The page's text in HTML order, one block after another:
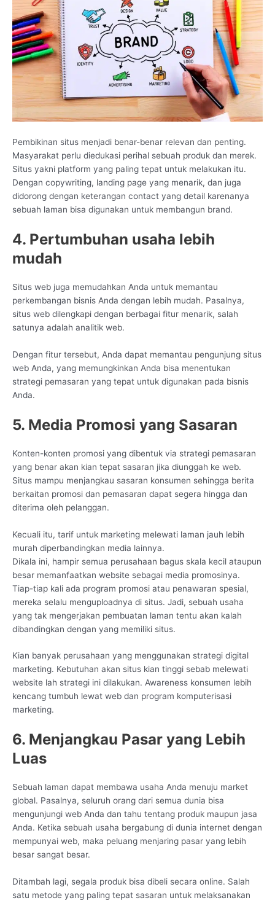
Pembikinan situs menjadi benar-benar relevan dan penting.
Masyarakat perlu diedukasi perihal sebuah produk dan merek.
Situs yakni platform yang paling tepat untuk melakukan itu.
Dengan copywriting, landing page yang menarik, dan juga
didorong dengan keterangan contact yang detail karenanya
sebuah laman bisa digunakan untuk membangun brand.
4. Pertumbuhan usaha lebih
mudah
Situs web juga memudahkan Anda untuk memantau
perkembangan bisnis Anda dengan lebih mudah. Pasalnya,
situs web dilengkapi dengan berbagai fitur menarik, salah
satunya adalah analitik web.
Dengan fitur tersebut, Anda dapat memantau pengunjung situs
web Anda, yang memungkinkan Anda bisa menentukan
strategi pemasaran yang tepat untuk digunakan pada bisnis
Anda.
5. Media Promosi yang Sasaran
Konten-konten promosi yang dibentuk via strategi pemasaran
yang benar akan kian tepat sasaran jika diunggah ke web.
Situs mampu menjangkau sasaran konsumen sehingga berita
berkaitan promosi dan pemasaran dapat segera hingga dan
diterima oleh pelanggan.
Kecuali itu, tarif untuk marketing melewati laman jauh lebih
murah diperbandingkan media lainnya.
Dikala ini, hampir semua perusahaan bagus skala kecil ataupun
besar memanfaatkan website sebagai media promosinya.
Tiap-tiap kali ada program promosi atau penawaran spesial,
mereka selalu menguploadnya di situs. Jadi, sebuah usaha
yang tak mengerjakan pembuatan laman tentu akan kalah
dibandingkan dengan yang memiliki situs.
Kian banyak perusahaan yang menggunakan strategi digital
marketing. Kebutuhan akan situs kian tinggi sebab melewati
website lah strategi ini dilakukan. Awareness konsumen lebih
kencang tumbuh lewat web dan program komputerisasi
marketing.
6. Menjangkau Pasar yang Lebih
Luas
Sebuah laman dapat membawa usaha Anda menuju market
global. Pasalnya, seluruh orang dari semua dunia bisa
mengunjungi web Anda dan tahu tentang produk maupun jasa
Anda. Ketika sebuah usaha bergabung di dunia internet dengan
mempunyai web, maka peluang menjaring pasar yang lebih
besar sangat besar.
Ditambah lagi, segala produk bisa dibeli secara online. Salah
satu metode yang paling tepat sasaran untuk melaksanakan